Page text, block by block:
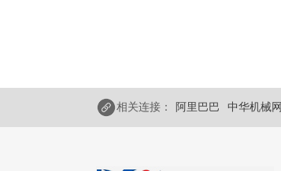
相关连接： 阿里巴巴 中华机械网